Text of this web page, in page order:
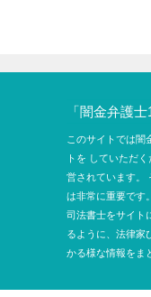
「闇金弁護
このサイトでは闇
トを していただ
営されています。
は非常に重要です。
司法書士をサイト
るように、法律家
かる様な情報をま